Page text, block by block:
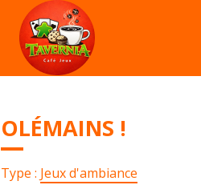
OLÉMAINS !
Type : Jeux d'ambiance